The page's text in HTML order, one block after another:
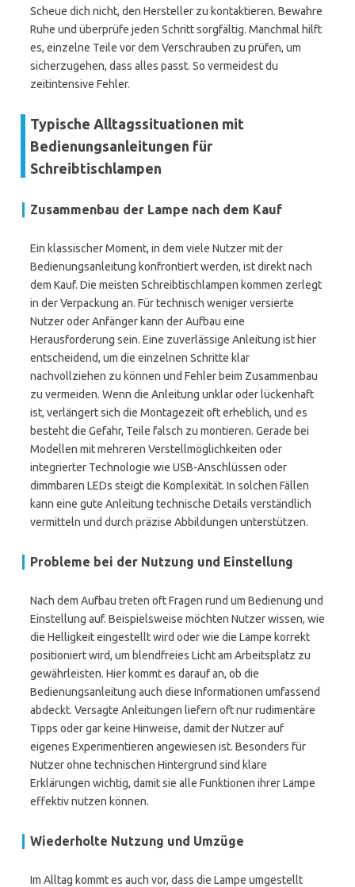
Scheue dich nicht, den Hersteller zu kontaktieren. Bewahre
Ruhe und überprüfe jeden Schritt sorgfältig. Manchmal hilft
es, einzelne Teile vor dem Verschrauben zu prüfen, um
sicherzugehen, dass alles passt. So vermeidest du
zeitintensive Fehler.
Typische Alltagssituationen mit
Bedienungsanleitungen für
Schreibtischlampen
Zusammenbau der Lampe nach dem Kauf
Ein klassischer Moment, in dem viele Nutzer mit der
Bedienungsanleitung konfrontiert werden, ist direkt nach
dem Kauf. Die meisten Schreibtischlampen kommen zerlegt
in der Verpackung an. Für technisch weniger versierte
Nutzer oder Anfänger kann der Aufbau eine
Herausforderung sein. Eine zuverlässige Anleitung ist hier
entscheidend, um die einzelnen Schritte klar
nachvollziehen zu können und Fehler beim Zusammenbau
zu vermeiden. Wenn die Anleitung unklar oder lückenhaft
ist, verlängert sich die Montagezeit oft erheblich, und es
besteht die Gefahr, Teile falsch zu montieren. Gerade bei
Modellen mit mehreren Verstellmöglichkeiten oder
integrierter Technologie wie USB-Anschlüssen oder
dimmbaren LEDs steigt die Komplexität. In solchen Fällen
kann eine gute Anleitung technische Details verständlich
vermitteln und durch präzise Abbildungen unterstützen.
Probleme bei der Nutzung und Einstellung
Nach dem Aufbau treten oft Fragen rund um Bedienung und
Einstellung auf. Beispielsweise möchten Nutzer wissen, wie
die Helligkeit eingestellt wird oder wie die Lampe korrekt
positioniert wird, um blendfreies Licht am Arbeitsplatz zu
gewährleisten. Hier kommt es darauf an, ob die
Bedienungsanleitung auch diese Informationen umfassend
abdeckt. Versagte Anleitungen liefern oft nur rudimentäre
Tipps oder gar keine Hinweise, damit der Nutzer auf
eigenes Experimentieren angewiesen ist. Besonders für
Nutzer ohne technischen Hintergrund sind klare
Erklärungen wichtig, damit sie alle Funktionen ihrer Lampe
effektiv nutzen können.
Wiederholte Nutzung und Umzüge
Im Alltag kommt es auch vor, dass die Lampe umgestellt